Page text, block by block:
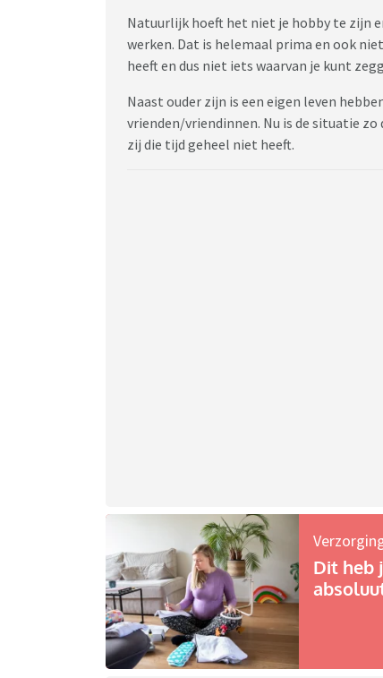
Natuurlijk hoeft het niet je hobby te zijn
werken. Dat is helemaal prima en ook
heeft en dus niet iets waarvan je kunt
Naast ouder zijn is een eigen leven
vrienden/vriendinnen. Nu is de situatie
zij die tijd geheel niet heeft.
Dit heb